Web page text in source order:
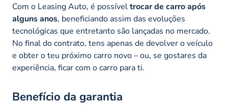
Com o Leasing Auto, é possíveltrocar de carro após
alguns anos, beneficiando assim das evoluções
tecnológicas que entretanto são lançadas no mercado.
No final do contrato, tens apenas de devolver o veículo
e obter o teu próximo carro novo – ou, se gostares da
experiência, ficar com o carro para ti.
Benefício da garantia